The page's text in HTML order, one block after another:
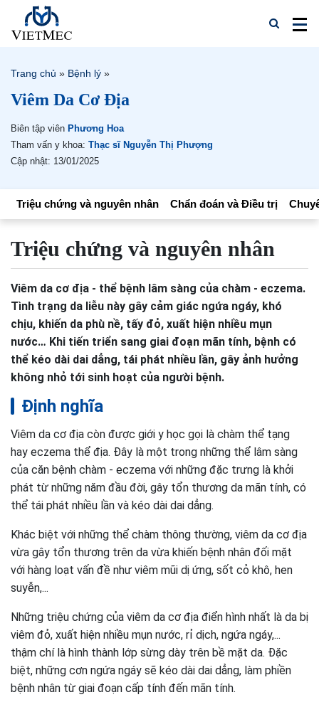
Trang chủ » Bệnh lý »
Viêm Da Cơ Địa
Biên tập viên Phương Hoa
Tham vấn y khoa: Thạc sĩ Nguyễn Thị Phượng
Cập nhật: 13/01/2025
Triệu chứng và nguyên nhân Chẩn đoán và Điều trị
Triệu chứng và nguyên nhân
Viêm da cơ địa - thể bệnh lâm sàng của chàm - eczema.
Tình trạng da liễu này gây cảm giác ngứa ngáy, khó
chịu, khiến da phù nề, tấy đỏ, xuất hiện nhiều mụn
nước… Khi tiến triển sang giai đoạn mãn tính, bệnh có
thể kéo dài dai dẳng, tái phát nhiều lần, gây ảnh hưởng
không nhỏ tới sinh hoạt của người bệnh.
Định nghĩa
Viêm da cơ địa còn được giới y học gọi là chàm thể tạng
hay eczema thể địa. Đây là một trong những thể lâm sàng
của căn bệnh chàm - eczema với những đặc trưng là khởi
phát từ những năm đầu đời, gây tổn thương da mãn tính, có
thể tái phát nhiều lần và kéo dài dai dẳng.
Khác biệt với những thể chàm thông thường, viêm da cơ địa
vừa gây tổn thương trên da vừa khiến bệnh nhân đối mặt
với hàng loạt vấn đề như viêm mũi dị ứng, sốt cỏ khô, hen
suyễn,...
Những triệu chứng của viêm da cơ địa điển hình nhất là da bị
viêm đỏ, xuất hiện nhiều mụn nước, rỉ dịch, ngứa ngáy,...
thậm chí là hình thành lớp sừng dày trên bề mặt da. Đặc
biệt, những cơn ngứa ngáy sẽ kéo dài dai dẳng, làm phiền
bệnh nhân từ giai đoạn cấp tính đến mãn tính.